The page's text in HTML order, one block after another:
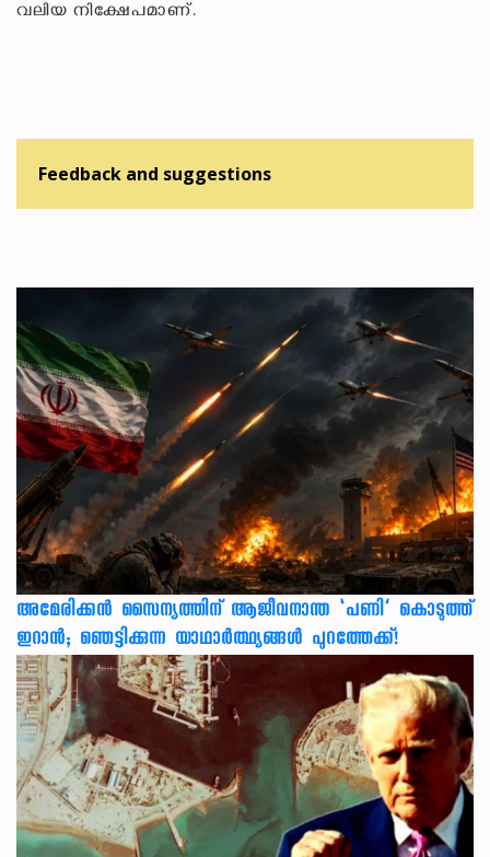
വലിയ നിക്ഷേപമാണ്.
Feedback and suggestions
അമേരിക്കൻ സൈന്യത്തിന് ആജീവനാന്ത ‘പണി’ കൊടുത്ത്
ഇറാൻ; ഞെട്ടിക്കുന്ന യാഥാർത്ഥ്യങ്ങൾ പുറത്തേക്ക്!